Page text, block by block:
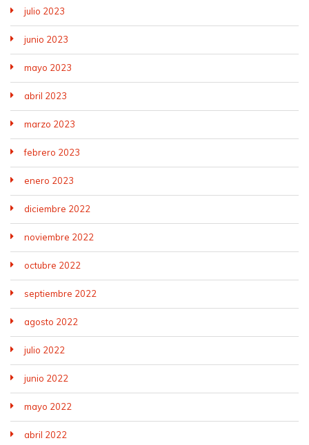
julio 2023
junio 2023
mayo 2023
abril 2023
marzo 2023
febrero 2023
enero 2023
diciembre 2022
noviembre 2022
octubre 2022
septiembre 2022
agosto 2022
julio 2022
junio 2022
mayo 2022
abril 2022